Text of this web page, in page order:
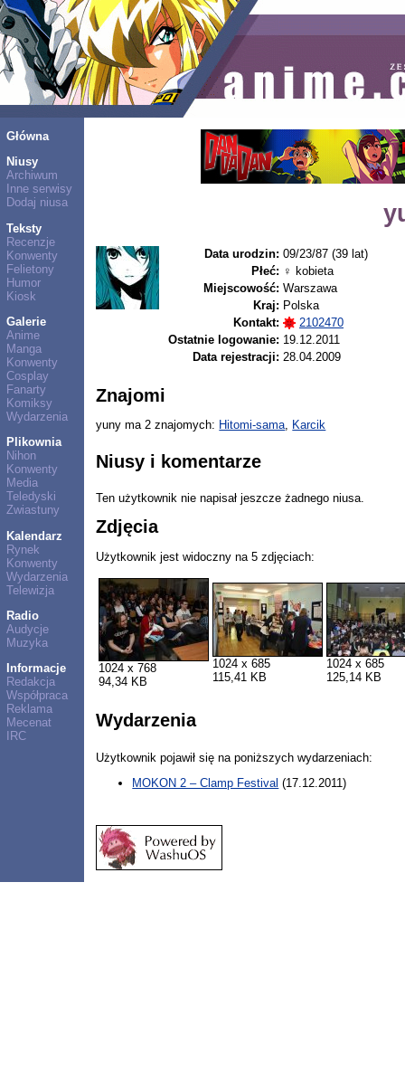
Główna
Niusy
Archiwum
Inne serwisy
Dodaj niusa
Teksty
Recenzje
Konwenty
Felietony
Humor
Kiosk
Galerie
Anime
Manga
Konwenty
Cosplay
Fanarty
Komiksy
Wydarzenia
Plikownia
Nihon
Konwenty
Media
Teledyski
Zwiastuny
Kalendarz
Rynek
Konwenty
Wydarzenia
Telewizja
Radio
Audycje
Muzyka
Informacje
Redakcja
Współpraca
Reklama
Mecenat
IRC
Data urodzin: 09/23/87 (39 lat)
Płeć: ♀ kobieta
Miejscowość: Warszawa
Kraj: Polska
Kontakt:
2102470
Ostatnie logowanie: 19.12.2011
Data rejestracji: 28.04.2009
Znajomi
yuny ma 2 znajomych: Hitomi-sama, Karcik
Niusy i komentarze
Ten użytkownik nie napisał jeszcze żadnego niusa.
Zdjęcia
Użytkownik jest widoczny na 5 zdjęciach:
1024 x 768
94,34 KB
1024 x 685
115,41 KB
1024 x 685
125,14 KB
Wydarzenia
Użytkownik pojawił się na poniższych wydarzeniach:
MOKON 2 – Clamp Festival (17.12.2011)